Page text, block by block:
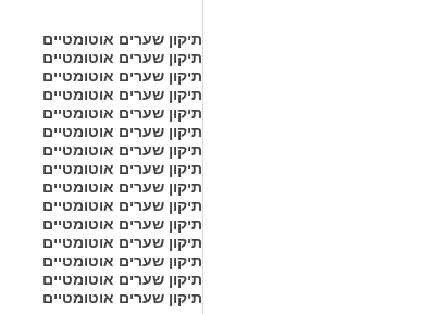
תיקון שערים אוטומטיים
תיקון שערים אוטומטיים
תיקון שערים אוטומטיים
תיקון שערים אוטומטיים
תיקון שערים אוטומטיים
תיקון שערים אוטומטיים
תיקון שערים אוטומטיים
תיקון שערים אוטומטיים
תיקון שערים אוטומטיים
תיקון שערים אוטומטיים
תיקון שערים אוטומטיים
תיקון שערים אוטומטיים
תיקון שערים אוטומטיים
תיקון שערים אוטומטיים
תיקון שערים אוטומטיים